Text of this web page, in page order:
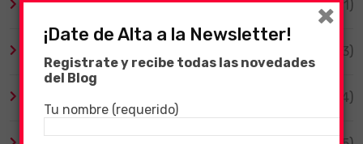
Tecnología (1)
(3)
(204)
¡Date de Alta a la Newsletter!
Registrate y recibe todas las novedades
del Blog
Tu nombre (requerido)
×